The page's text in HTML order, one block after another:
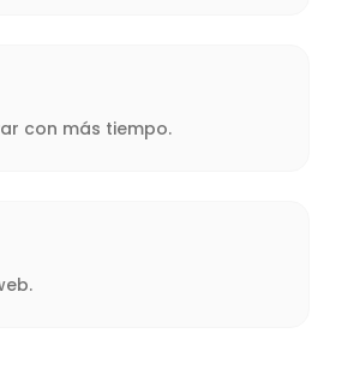
con más tiempo.